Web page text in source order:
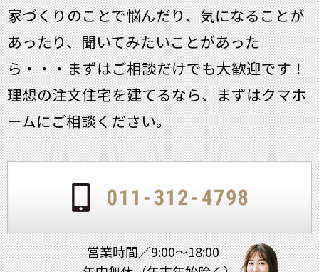
家づくりのことで悩んだり、気になることが
あったり、聞いてみたいことがあった
ら・・・まずはご相談だけでも大歓迎です！
理想の注文住宅を建てるなら、まずはクマホ
ームにご相談ください。
営業時間／9:00～18:00